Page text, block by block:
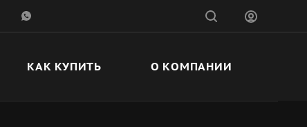
КАК КУПИТЬ О КОМПАНИИ